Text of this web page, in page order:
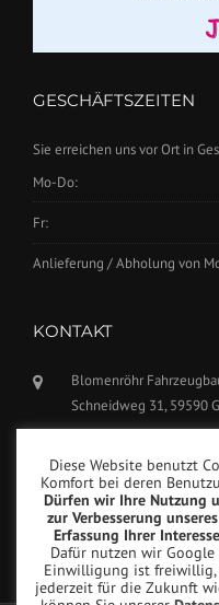
GESCHÄFTSZEITEN
Sie erreichen uns vor Ort in
Mo-Do:
Fr:
Anlieferung / Abholung von
KONTAKT
Blomenröhr
Schneidweg 31, 59590
Fax: +49(0)2942-
info@blomenroehr.com
Diese Website benutzt
Komfort bei deren
Dürfen wir Ihre Nutzung
zur Verbesserung
Erfassung Ihrer
Dafür nutzen wir Google
Einwilligung ist freiwillig,
jederzeit für die Zukunft